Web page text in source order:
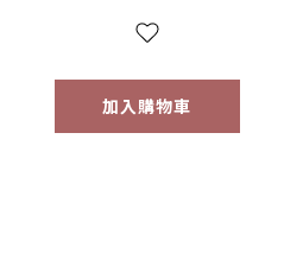
限定】
加入購物車